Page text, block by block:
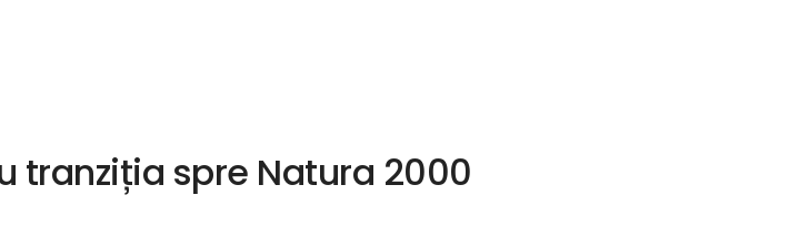
tranziția spre Natura 2000